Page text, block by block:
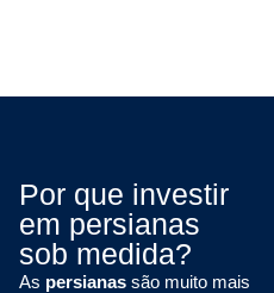
Por que investir
em persianas
sob medida?
As persianas são muito mais